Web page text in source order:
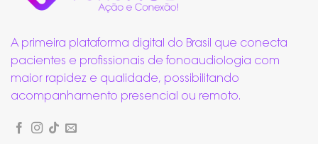
A primeira plataforma digital do Brasil que conecta
pacientes e profissionais de fonoaudiologia com
maior rapidez e qualidade, possibilitando
acompanhamento presencial ou remoto.